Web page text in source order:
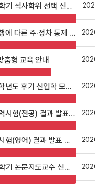
[5학기생] 2026학년도 1학기 석사학위 선택 신청 안내
2026학년도 단국축제 시행에 따른 주·정차 통제 협조 요청
형 교육 안내
부동산·건설대학원 2026학년도 후기 신입학 모집 안내
2026학년도 전기 종합학력시험(전공) 결과 발표 안내
2026학년도 전기 외국어시험(영어) 결과 발표 안내
[2학기생] 2026학년도 1학기 논문지도교수 신청 안내